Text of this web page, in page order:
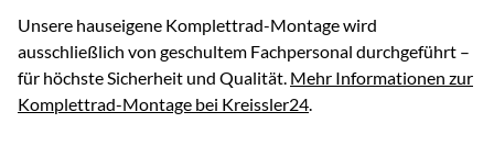
Unsere hauseigene Komplettrad-Montage wird
ausschließlich von geschultem Fachpersonal durchgeführt –
für höchste Sicherheit und Qualität. Mehr Informationen zur
Komplettrad-Montage bei Kreissler24.